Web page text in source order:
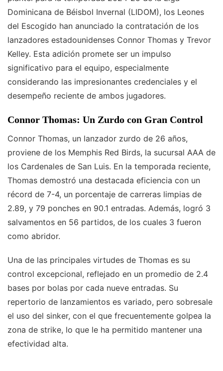
Dominicana de Béisbol Invernal (LIDOM), los Leones
del Escogido han anunciado la contratación de los
lanzadores estadounidenses Connor Thomas y Trevor
Kelley. Esta adición promete ser un impulso
significativo para el equipo, especialmente
considerando las impresionantes credenciales y el
desempeño reciente de ambos jugadores.
Connor Thomas: Un Zurdo con Gran Control
Connor Thomas, un lanzador zurdo de 26 años,
proviene de los Memphis Red Birds, la sucursal AAA de
los Cardenales de San Luis. En la temporada reciente,
Thomas demostró una destacada eficiencia con un
récord de 7-4, un porcentaje de carreras limpias de
2.89, y 79 ponches en 90.1 entradas. Además, logró 3
salvamentos en 56 partidos, de los cuales 3 fueron
como abridor.
Una de las principales virtudes de Thomas es su
control excepcional, reflejado en un promedio de 2.4
bases por bolas por cada nueve entradas. Su
repertorio de lanzamientos es variado, pero sobresale
el uso del sinker, con el que frecuentemente golpea la
zona de strike, lo que le ha permitido mantener una
efectividad alta.